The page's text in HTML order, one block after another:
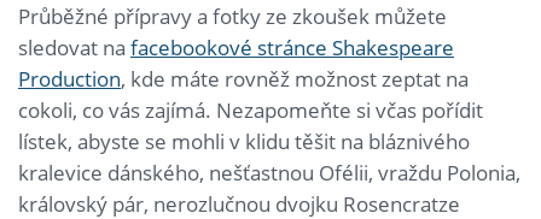
Průběžné přípravy a fotky ze zkoušek můžete
sledovat na facebookové stránce Shakespeare
Production, kde máte rovněž možnost zeptat na
cokoli, co vás zajímá. Nezapomeňte si včas pořídit
lístek, abyste se mohli v klidu těšit na bláznivého
kralevice dánského, nešťastnou Ofélii, vraždu Polonia,
královský pár, nerozlučnou dvojku Rosencratze